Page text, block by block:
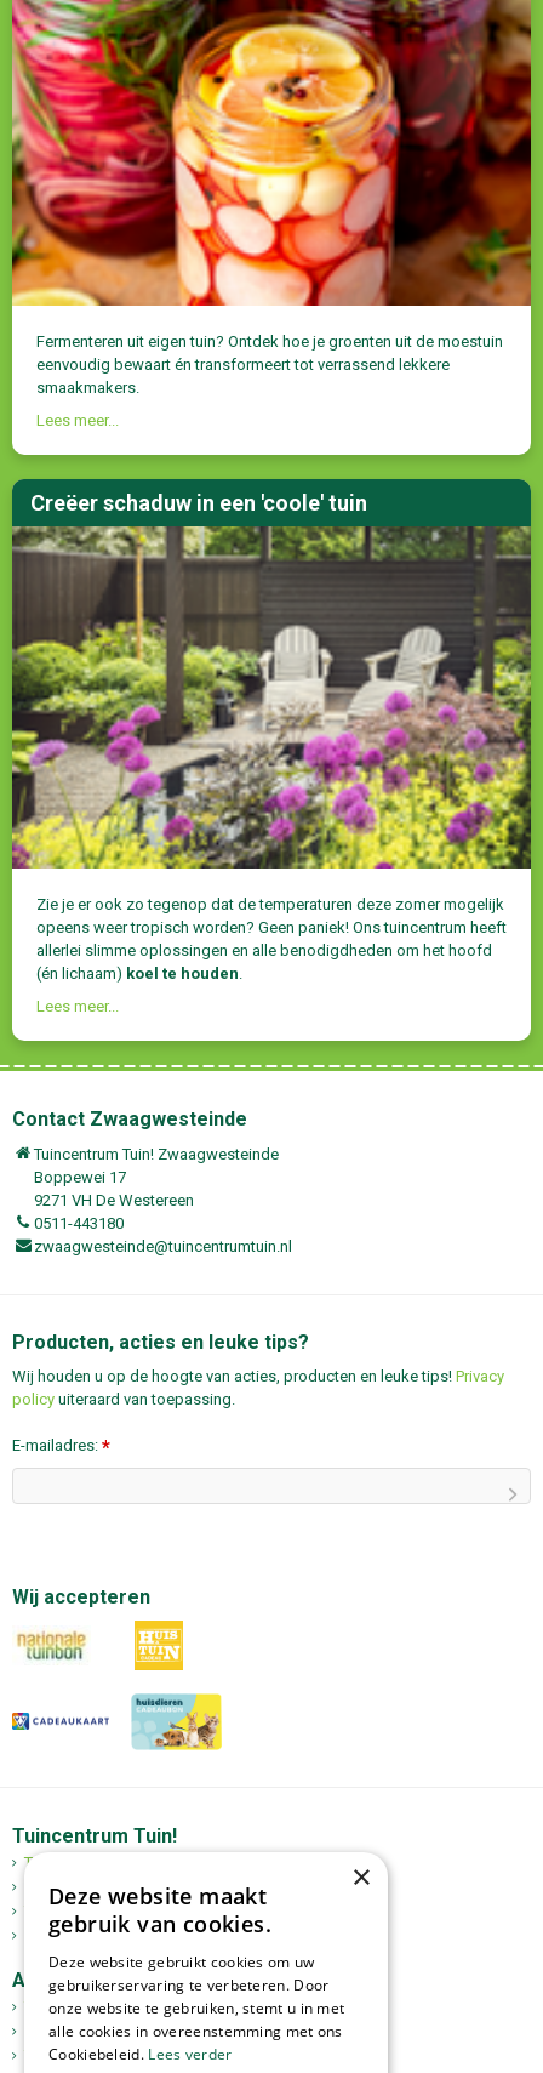
Fermenteren uit eigen tuin? Ontdek hoe je groenten uit de moestuin
eenvoudig bewaart én transformeert tot verrassend lekkere
smaakmakers.
Lees meer...
Creëer schaduw in een 'coole' tuin
Zie je er ook zo tegenop dat de temperaturen deze zomer mogelijk
opeens weer tropisch worden? Geen paniek! Ons tuincentrum heeft
allerlei slimme oplossingen en alle benodigdheden om het hoofd
(én lichaam) koel te houden
Lees meer...
Contact Zwaagwesteinde
Tuincentrum Tuin! Zwaagwesteinde
Boppewei 17
9271 VH De Westereen
0511-443180
zwaagwesteinde@tuincentrumtuin.nl
Producten, acties en leuke tips?
Wij houden u op de hoogte van acties, producten en leuke tips! Privacy
policy uiteraard van toepassing.
E-mailadres: *
Wij accepteren
Tuincentrum Tuin!
Tuincentrum
Mediterrane bomen
Tuinplanten
Kerst
Assortiment
Tuinplanten
Kamerplanten
Tuinverlichting
×
Deze website maakt
gebruik van cookies.
Deze website gebruikt cookies om uw
gebruikerservaring te verbeteren. Door
onze website te gebruiken, stemt u in met
alle cookies in overeenstemming met ons
Cookiebeleid. Lees verder